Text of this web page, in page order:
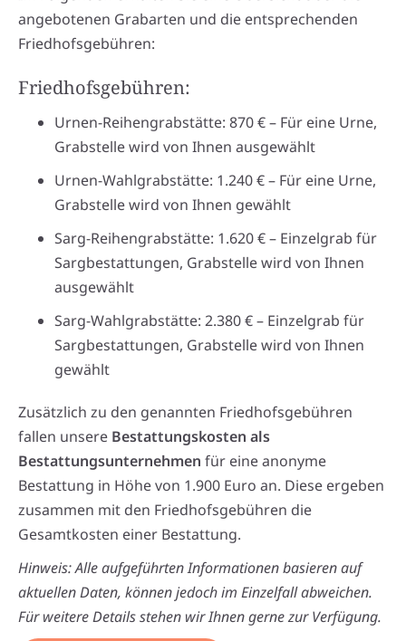
angebotenen Grabarten und die entsprechenden
Friedhofsgebühren:
Friedhofsgebühren:
Urnen-Reihengrabstätte: 870 € – Für eine Urne,
Grabstelle wird von Ihnen ausgewählt
Urnen-Wahlgrabstätte: 1.240 € – Für eine Urne,
Grabstelle wird von Ihnen gewählt
Sarg-Reihengrabstätte: 1.620 € – Einzelgrab für
Sargbestattungen, Grabstelle wird von Ihnen
ausgewählt
Sarg-Wahlgrabstätte: 2.380 € – Einzelgrab für
Sargbestattungen, Grabstelle wird von Ihnen
gewählt
Zusätzlich zu den genannten Friedhofsgebühren
fallen unsere Bestattungskosten als
Bestattungsunternehmen für eine anonyme
Bestattung in Höhe von 1.900 Euro an. Diese ergeben
zusammen mit den Friedhofsgebühren die
Gesamtkosten einer Bestattung.
Hinweis: Alle aufgeführten Informationen basieren auf
aktuellen Daten, können jedoch im Einzelfall abweichen.
Für weitere Details stehen wir Ihnen gerne zur Verfügung.